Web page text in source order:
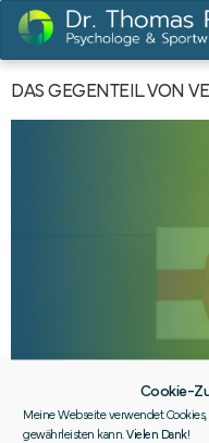
Cookie-
Meine Webseite verwendet
gewährleisten kann. Vielen Dank!
DAS GEGENTEIL VON